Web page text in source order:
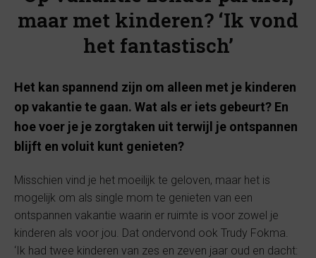
maar met kinderen? ‘Ik vond
het fantastisch’
Het kan spannend zijn om alleen met je kinderen
op vakantie te gaan. Wat als er iets gebeurt? En
hoe voer je je zorgtaken uit terwijl je ontspannen
blijft en voluit kunt genieten?
Misschien vind je het moeilijk te geloven, maar het is
mogelijk om als single mom te genieten van een
ontspannen vakantie waarin er ruimte is voor zowel je
kinderen als voor jou. Dat ondervond ook Trudy Fokma.
‘Ik had twee kinderen van zes en zeven jaar oud en dacht: